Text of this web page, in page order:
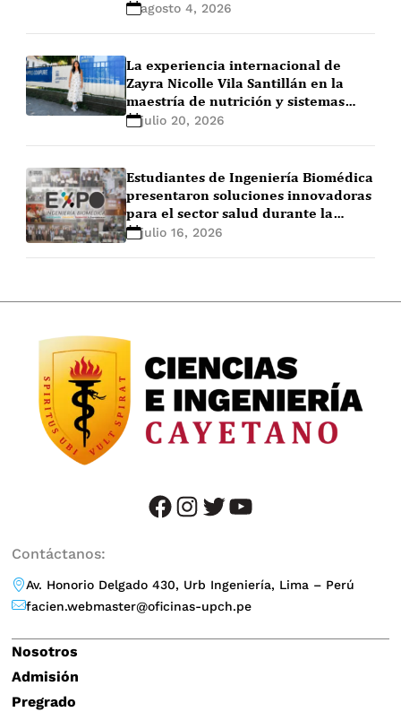
agosto 4, 2026
La experiencia internacional de
Zayra Nicolle Vila Santillán en la
maestría de nutrición y sistemas
alimentarios en Ghent University
julio 20, 2026
Estudiantes de Ingeniería Biomédica
presentaron soluciones innovadoras
para el sector salud durante la
EXPO+ Ingeniería Biomédica 2026-1
julio 16, 2026
facebook instagram twitter YouTube
Contáctanos:
Av. Honorio Delgado 430, Urb Ingeniería, Lima – Perú
facien.webmaster@oficinas-upch.pe
Nosotros
Admisión
Pregrado